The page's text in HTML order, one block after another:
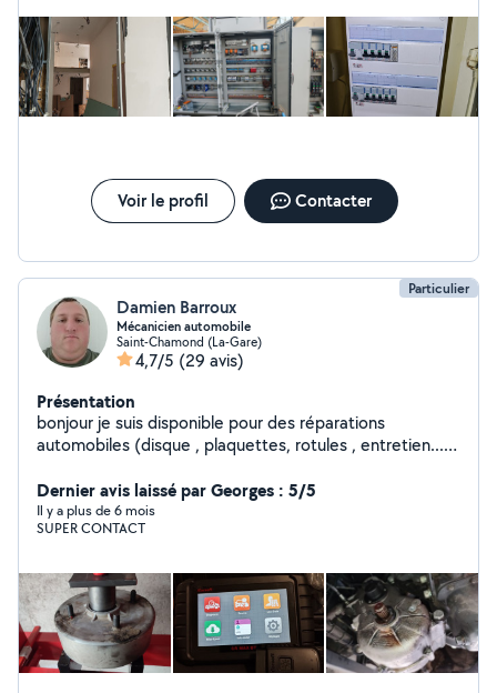
recommande sans hésiter leurs services.
Voir le profil Contacter
Particulier
Damien Barroux
Mécanicien automobile
Saint-Chamond (La-Gare)
4,7/5 (29 avis)
Présentation
bonjour je suis disponible pour des réparations
automobiles (disque , plaquettes, rotules , entretien...)
Dernier avis laissé par Georges : 5/5
Il y a plus de 6 mois
SUPER CONTACT